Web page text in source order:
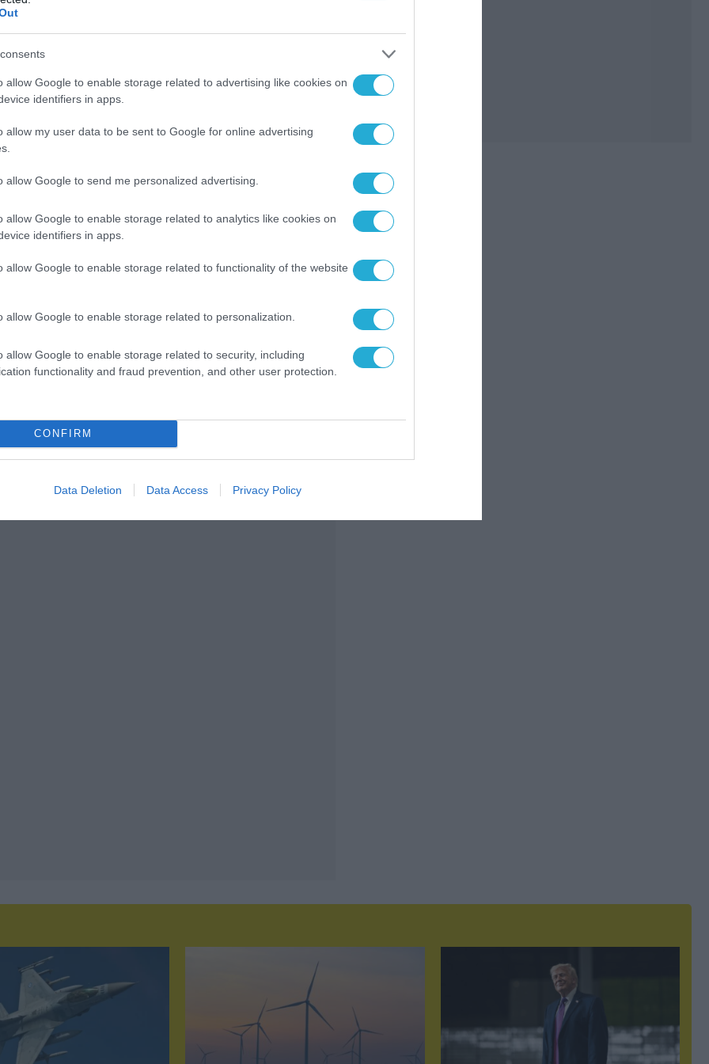
allow Google to enable storage related to advertising like cookies on
identifiers in apps.
allow my user data to be sent to Google for online advertising
allow Google to send me personalized advertising.
allow Google to enable storage related to analytics like cookies on
identifiers in apps.
allow Google to enable storage related to functionality of the website
allow Google to enable storage related to personalization.
allow Google to enable storage related to security, including
functionality and fraud prevention, and other user protection.
CONFIRM
Data Deletion Data Access Privacy Policy
την απάνθρωπη ουσία του καθεστώτος του
πρωτεύουσα του Ταταρστάν,
από την επιδεικτική υποκριτική
Δύσης. Καλούμε τη διεθνή κοινότητα να
της χούντας του Ζελένσκι.
Αξίζει καταδίκη και μηδενική ανοχή»